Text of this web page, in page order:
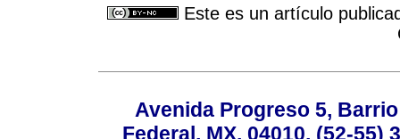
Este es un artículo
Avenida Progreso 5,
Federal, MX, 04010, (52-55)